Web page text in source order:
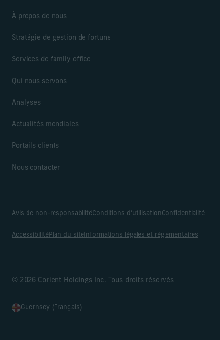
À propos de nous
Stratégie de gestion de fortune
Services de family office
Qui nous servons
Analyses
Actualités mondiales
Portails clients
Nous contacter
Avis de non-responsabilitéConditions d’utilisationConfidentialité
AccessibilitéPlan du site Informations légales et réglementaires
© 2026 Corient Holdings Inc. Tous droits réservés
Guernsey (Français)